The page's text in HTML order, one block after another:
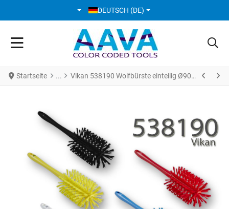
SPRACHE AUSWÄHLEN
DEUTSCH (DE)
Startseite Vikan 538190 Wolfbürste einteilig Ø90 mm Medium/hart0